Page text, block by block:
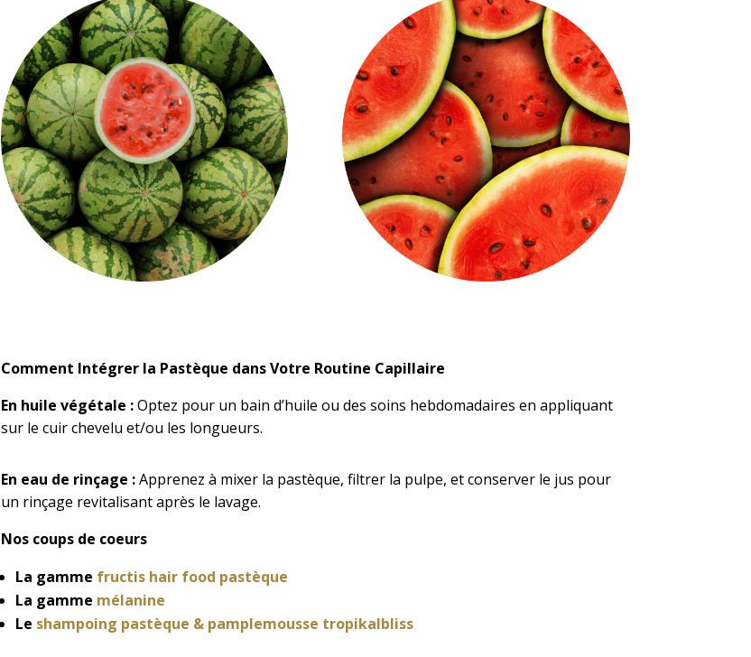
Comment Intégrer la Pastèque dans Votre Routine Capillaire
En huile végétale :Optez pour un bain d’huile ou des soins hebdomadaires en appliquant
sur le cuir chevelu et/ou les longueurs.
En eau de rinçage :Apprenez à mixer la pastèque, filtrer la pulpe, et conserver le jus pour
un rinçage revitalisant après le lavage.
Nos coups de coeurs
La gamme fructis hair food pastèque
La gamme mélanine
Le shampoing pastèque & pamplemousse tropikalbliss